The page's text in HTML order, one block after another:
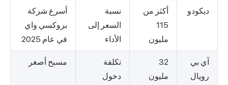
ديكودو
أكثر من
115
مليون
نسبة
السعر إلى
الأداء
أسرع شركة
بروكسي واي
في عام 2025
آي بي
رويال
32
مليون
تكلفة
دخول
مسبح أصغر